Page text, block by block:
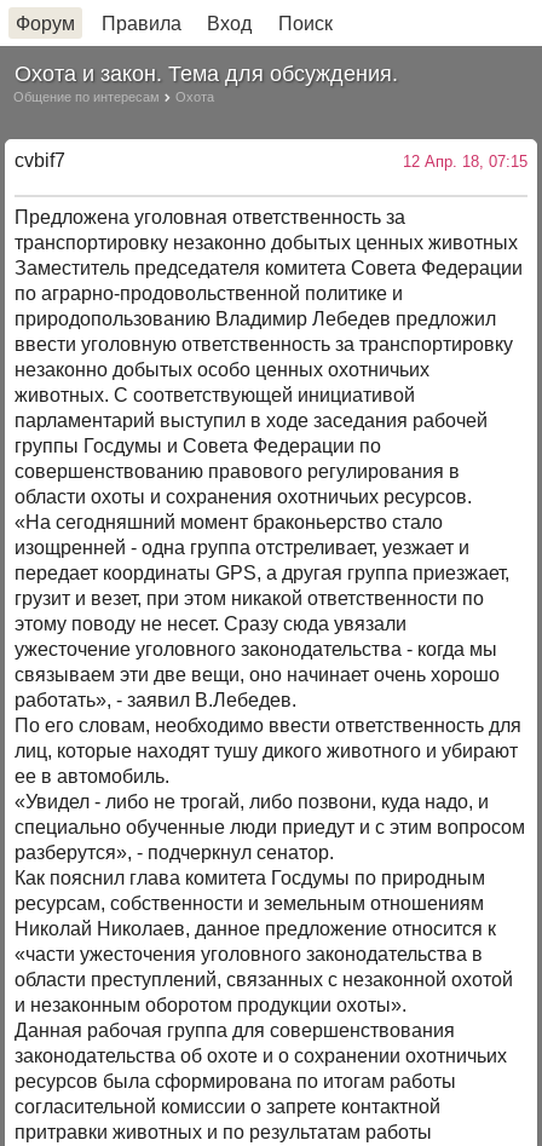
Форум Правила Вход Поиск
Охота и закон. Тема для обсуждения.
Общение по интересам Охота
cvbif7 12 Апр. 18, 07:15
Предложена уголовная ответственность за
транспортировку незаконно добытых ценных животных
Заместитель председателя комитета Совета Федерации
по аграрно-продовольственной политике и
природопользованию Владимир Лебедев предложил
ввести уголовную ответственность за транспортировку
незаконно добытых особо ценных охотничьих
животных. С соответствующей инициативой
парламентарий выступил в ходе заседания рабочей
группы Госдумы и Совета Федерации по
совершенствованию правового регулирования в
области охоты и сохранения охотничьих ресурсов.
«На сегодняшний момент браконьерство стало
изощренней - одна группа отстреливает, уезжает и
передает координаты GPS, а другая группа приезжает,
грузит и везет, при этом никакой ответственности по
этому поводу не несет. Сразу сюда увязали
ужесточение уголовного законодательства - когда мы
связываем эти две вещи, оно начинает очень хорошо
работать», - заявил В.Лебедев.
По его словам, необходимо ввести ответственность для
лиц, которые находят тушу дикого животного и убирают
ее в автомобиль.
«Увидел - либо не трогай, либо позвони, куда надо, и
специально обученные люди приедут и с этим вопросом
разберутся», - подчеркнул сенатор.
Как пояснил глава комитета Госдумы по природным
ресурсам, собственности и земельным отношениям
Николай Николаев, данное предложение относится к
«части ужесточения уголовного законодательства в
области преступлений, связанных с незаконной охотой
и незаконным оборотом продукции охоты».
Данная рабочая группа для совершенствования
законодательства об охоте и о сохранении охотничьих
ресурсов была сформирована по итогам работы
согласительной комиссии о запрете контактной
притравки животных и по результатам работы